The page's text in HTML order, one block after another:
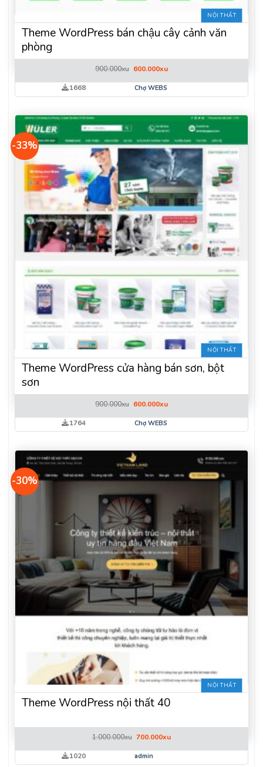
NỘI THẤT
Theme WordPress bán chậu cây cảnh văn
phòng
900.000xu Giá
là:
900.000xu.
600.000xuGiá
tại
1668 Chợ WEBS
-33%
NỘI THẤT
Theme WordPress cửa hàng bán sơn, bột
sơn
900.000xu Giá
là:
900.000xu.
600.000xuGiá
tại
1764 Chợ WEBS
-30%
NỘI THẤT
Theme WordPress nội thất 40
1.000.000xu Giá
là:
1.000.000xu.
700.000xuGiá
tại
1020 admin